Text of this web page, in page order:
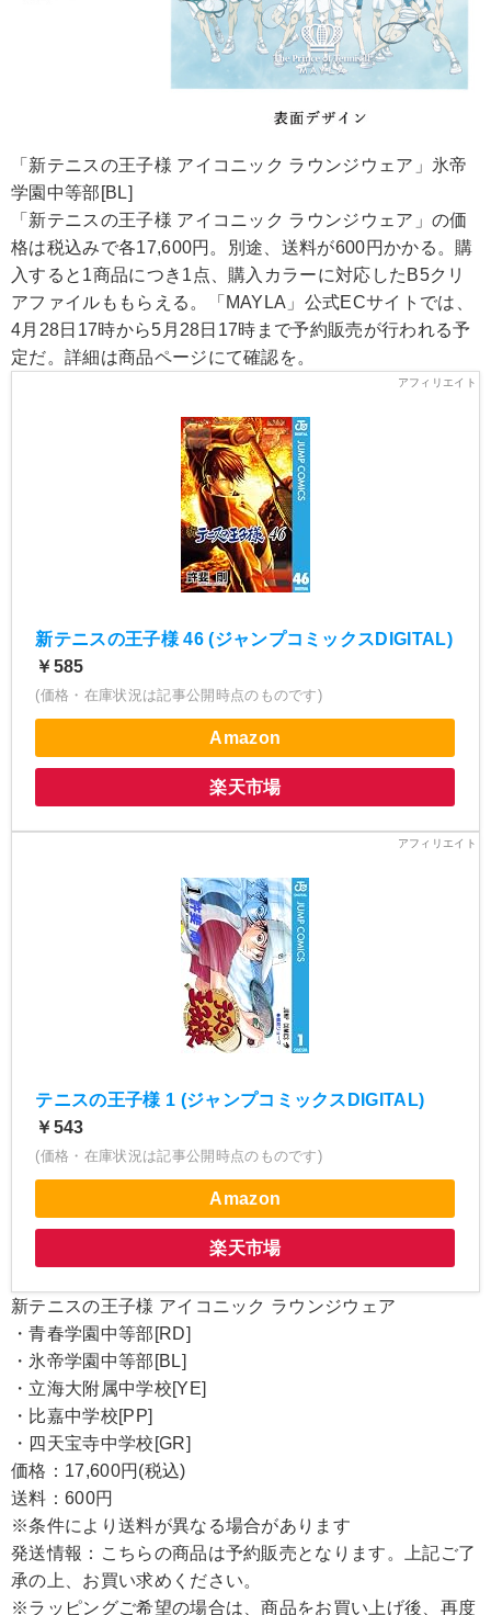
「新テニスの王子様 アイコニック ラウンジウェア」氷帝
学園中等部[BL]
「新テニスの王子様 アイコニック ラウンジウェア」の価
格は税込みで各17,600円。別途、送料が600円かかる。購
入すると1商品につき1点、購入カラーに対応したB5クリ
アファイルももらえる。「MAYLA」公式ECサイトでは、
4月28日17時から5月28日17時まで予約販売が行われる予
定だ。詳細は商品ページにて確認を。
新テニスの王子様 46 (ジャンプコミックスDIGITAL)
￥585
(価格・在庫状況は記事公開時点のものです)
Amazon
楽天市場
テニスの王子様 1 (ジャンプコミックスDIGITAL)
￥543
(価格・在庫状況は記事公開時点のものです)
Amazon
楽天市場
新テニスの王子様 アイコニック ラウンジウェア
・青春学園中等部[RD]
・氷帝学園中等部[BL]
・立海大附属中学校[YE]
・比嘉中学校[PP]
・四天宝寺中学校[GR]
価格：17,600円(税込)
送料：600円
※条件により送料が異なる場合があります
発送情報：こちらの商品は予約販売となります。上記ご了
承の上、お買い求めください。
※ラッピングご希望の場合は、商品をお買い上げ後、再度